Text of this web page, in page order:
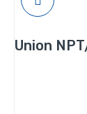
Union